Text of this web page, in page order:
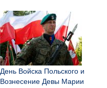
День Войска Польского и
Вознесение Девы Марии